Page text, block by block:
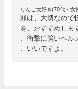
りんご大好き(70代・女
頭は、大切なので
を、おすすめしま
、衝撃に強いヘ
、いいですよ。